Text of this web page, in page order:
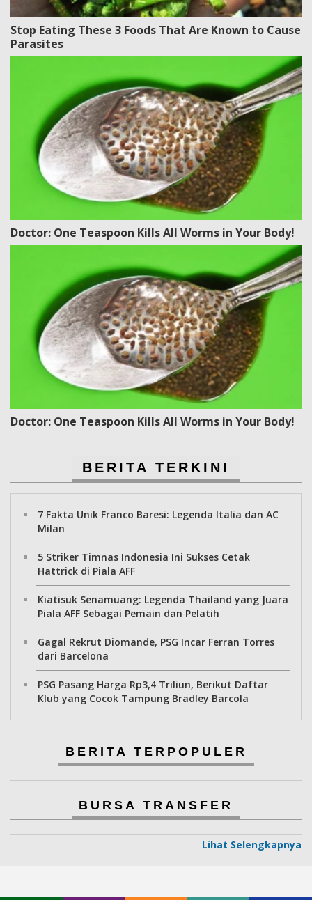
Stop Eating These 3 Foods That Are Known to Cause
Parasites
Doctor: One Teaspoon Kills All Worms in Your Body!
Doctor: One Teaspoon Kills All Worms in Your Body!
BERITA TERKINI
7 Fakta Unik Franco Baresi: Legenda Italia dan AC
Milan
5 Striker Timnas Indonesia Ini Sukses Cetak
Hattrick di Piala AFF
Kiatisuk Senamuang: Legenda Thailand yang Juara
Piala AFF Sebagai Pemain dan Pelatih
Gagal Rekrut Diomande, PSG Incar Ferran Torres
dari Barcelona
PSG Pasang Harga Rp3,4 Triliun, Berikut Daftar
Klub yang Cocok Tampung Bradley Barcola
BERITA TERPOPULER
BURSA TRANSFER
Lihat Selengkapnya